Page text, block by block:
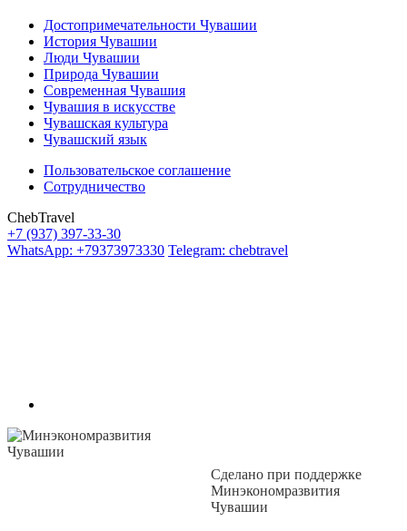
Достопримечательности Чувашии
История Чувашии
Люди Чувашии
Природа Чувашии
Современная Чувашия
Чувашия в искусстве
Чувашская культура
Чувашский язык
Пользовательское соглашение
Сотрудничество
ChebTravel
+7 (937) 397-33-30
WhatsApp: +79373973330 Telegram: chebtravel
Сделано при поддержке
Минэкономразвития
Чувашии